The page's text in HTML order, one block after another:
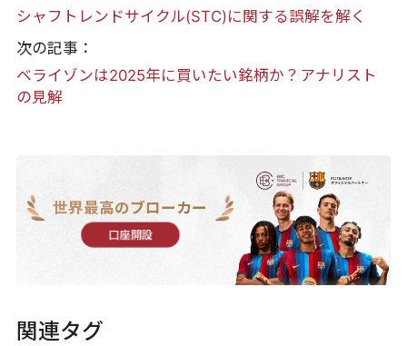
シャフトレンドサイクル(STC)に関する誤解を解く
次の記事：
ベライゾンは2025年に買いたい銘柄か？アナリスト
の見解
世界最高のブローカー
口座開設
関連タグ